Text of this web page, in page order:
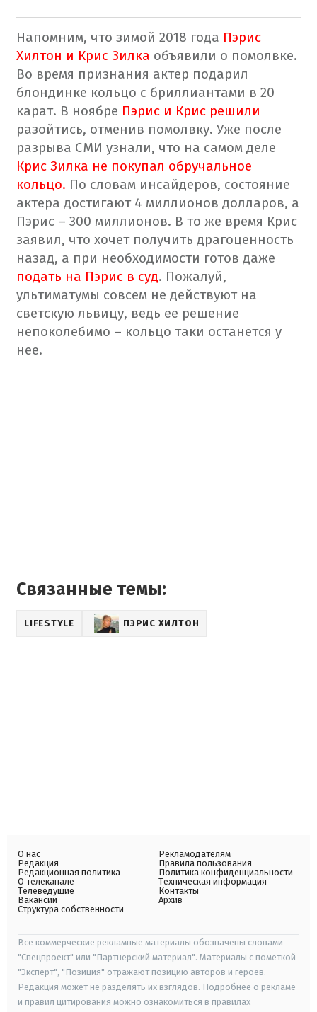
Напомним, что зимой 2018 года Пэрис
Хилтон и Крис Зилка объявили о помолвке.
Во время признания актер подарил
блондинке кольцо с бриллиантами в 20
карат. В ноябре Пэрис и Крис решили
разойтись, отменив помолвку. Уже после
разрыва СМИ узнали, что на самом деле
Крис Зилка не покупал обручальное
кольцо. По словам инсайдеров, состояние
актера достигают 4 миллионов долларов, а
Пэрис – 300 миллионов. В то же время Крис
заявил, что хочет получить драгоценность
назад, а при необходимости готов даже
подать на Пэрис в суд. Пожалуй,
ультиматумы совсем не действуют на
светскую львицу, ведь ее решение
непоколебимо – кольцо таки останется у
нее.
Связанные темы:
LIFESTYLE ПЭРИС ХИЛТОН
О нас
Редакция
Редакционная политика
О телеканале
Телеведущие
Вакансии
Структура собственности
Рекламодателям
Правила пользования
Политика конфиденциальности
Техническая информация
Контакты
Архив
Все коммерческие рекламные материалы обозначены словами
"Спецпроект" или "Партнерский материал". Материалы с пометкой
"Эксперт", "Позиция" отражают позицию авторов и героев.
Редакция может не разделять их взглядов. Подробнее о рекламе
и правил цитирования можно ознакомиться в правилах